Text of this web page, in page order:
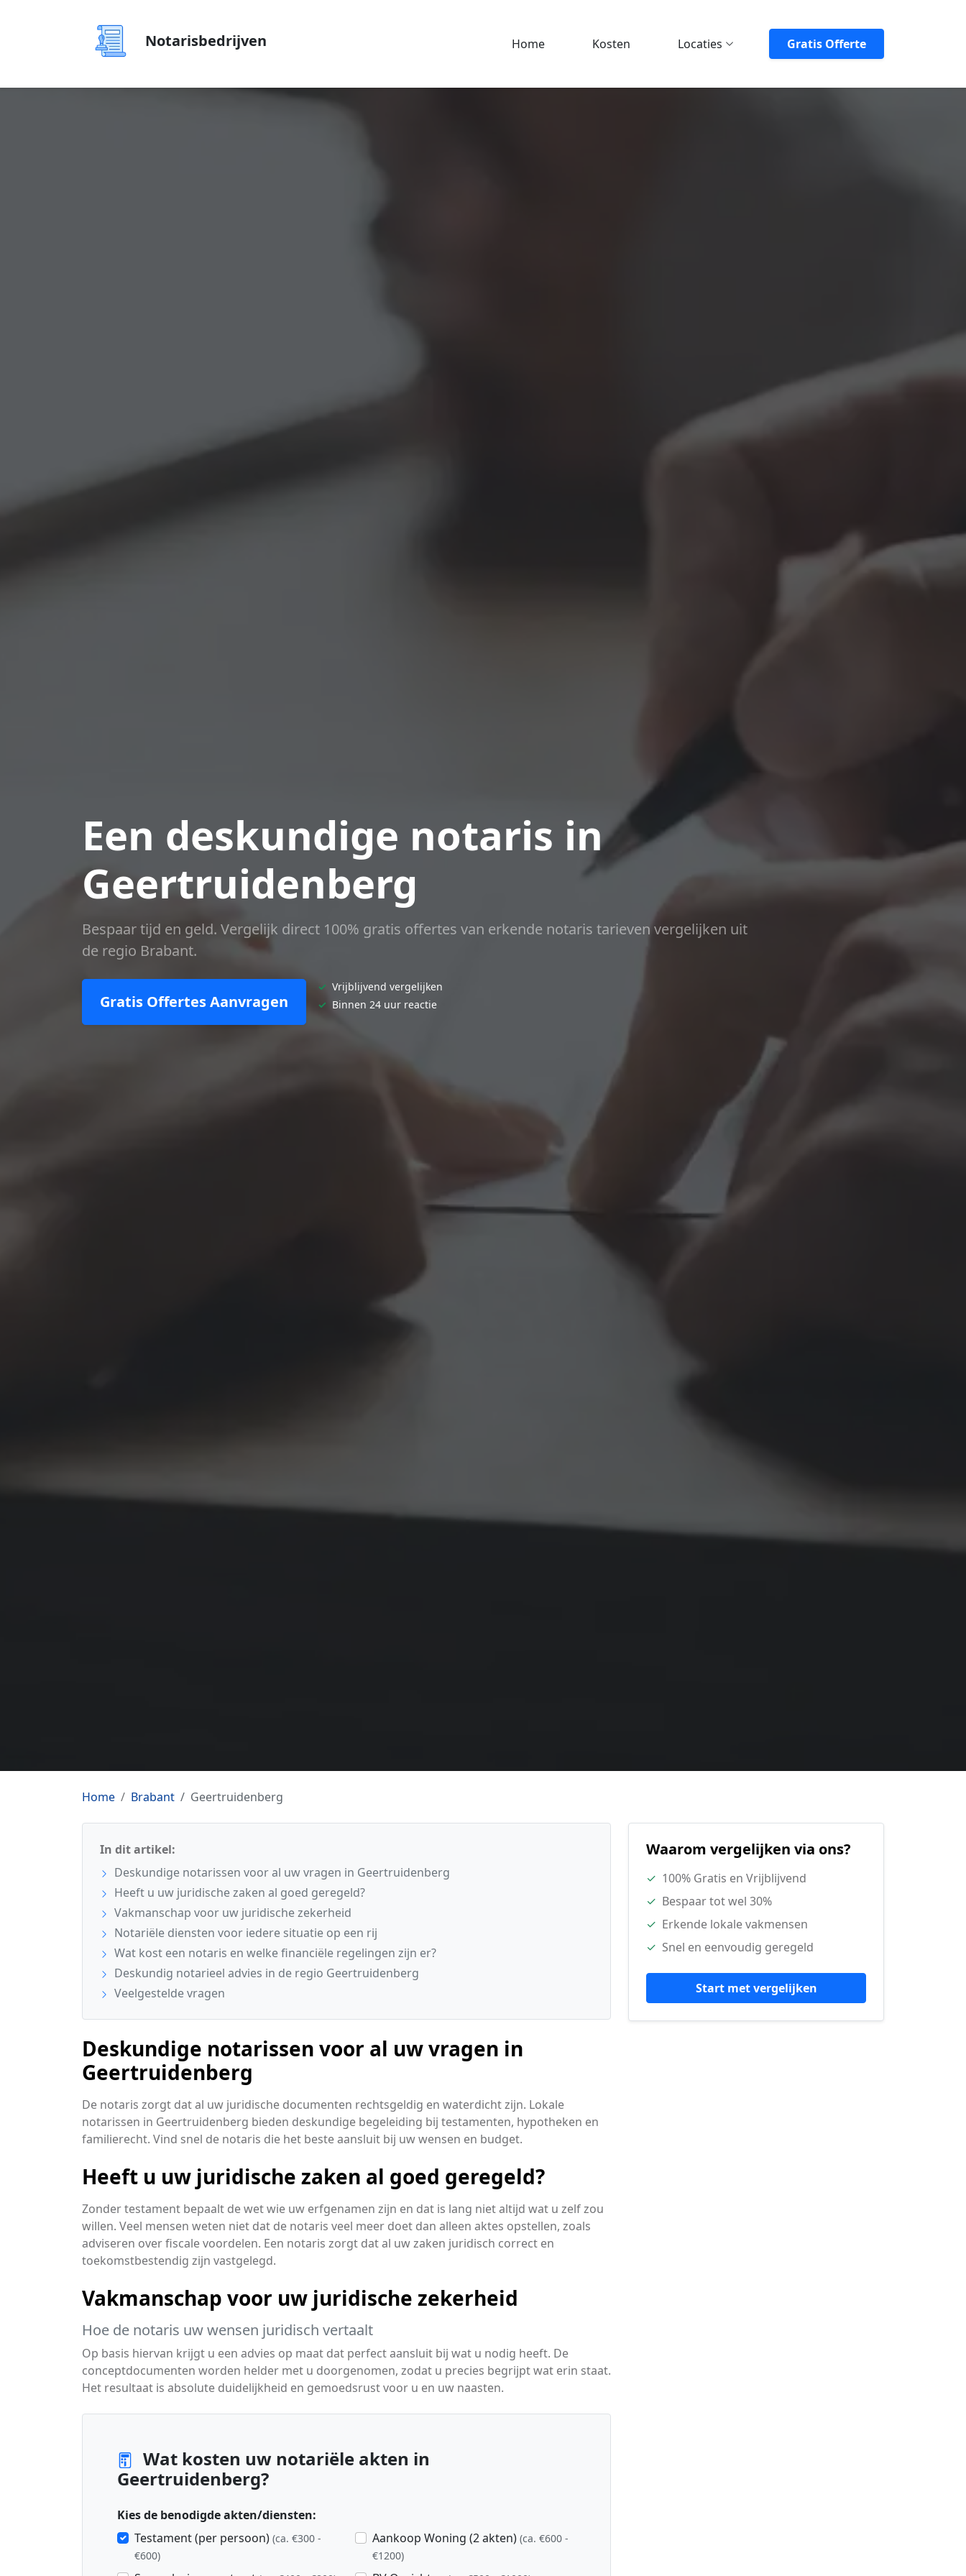
Notarisbedrijven Home Kosten Locaties Gratis Offerte
Een deskundige notaris in
Geertruidenberg
Bespaar tijd en geld. Vergelijk direct 100% gratis offertes van erkende notaris tarieven vergelijken uit
de regio Brabant.
Gratis Offertes Aanvragen
✓ Vrijblijvend vergelijken
✓ Binnen 24 uur reactie
Home Brabant Geertruidenberg
In dit artikel:
Deskundige notarissen voor al uw vragen in Geertruidenberg
Heeft u uw juridische zaken al goed geregeld?
Vakmanschap voor uw juridische zekerheid
Notariële diensten voor iedere situatie op een rij
Wat kost een notaris en welke financiële regelingen zijn er?
Deskundig notarieel advies in de regio Geertruidenberg
Veelgestelde vragen
Deskundige notarissen voor al uw vragen in
Geertruidenberg
De notaris zorgt dat al uw juridische documenten rechtsgeldig en waterdicht zijn. Lokale
notarissen in Geertruidenberg bieden deskundige begeleiding bij testamenten, hypotheken en
familierecht. Vind snel de notaris die het beste aansluit bij uw wensen en budget.
Heeft u uw juridische zaken al goed geregeld?
Zonder testament bepaalt de wet wie uw erfgenamen zijn en dat is lang niet altijd wat u zelf zou
willen. Veel mensen weten niet dat de notaris veel meer doet dan alleen aktes opstellen, zoals
adviseren over fiscale voordelen. Een notaris zorgt dat al uw zaken juridisch correct en
toekomstbestendig zijn vastgelegd.
Vakmanschap voor uw juridische zekerheid
Hoe de notaris uw wensen juridisch vertaalt
Op basis hiervan krijgt u een advies op maat dat perfect aansluit bij wat u nodig heeft. De
conceptdocumenten worden helder met u doorgenomen, zodat u precies begrijpt wat erin staat.
Het resultaat is absolute duidelijkheid en gemoedsrust voor u en uw naasten.
Wat kosten uw notariële akten in
Geertruidenberg?
Kies de benodigde akten/diensten:
Testament (per persoon) (ca. €300 -
€600)
Aankoop Woning (2 akten) (ca. €600 -
€1200)
Waarom vergelijken via ons?
✓ 100% Gratis en Vrijblijvend
✓ Bespaar tot wel 30%
✓ Erkende lokale vakmensen
✓ Snel en eenvoudig geregeld
Start met vergelijken